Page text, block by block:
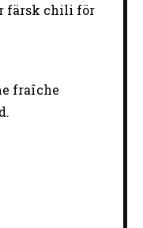
färsk chili för
fraîche